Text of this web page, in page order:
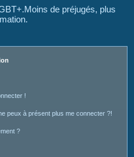
de préjugés, plus
!
peux à présent plus me connecter ?!
?